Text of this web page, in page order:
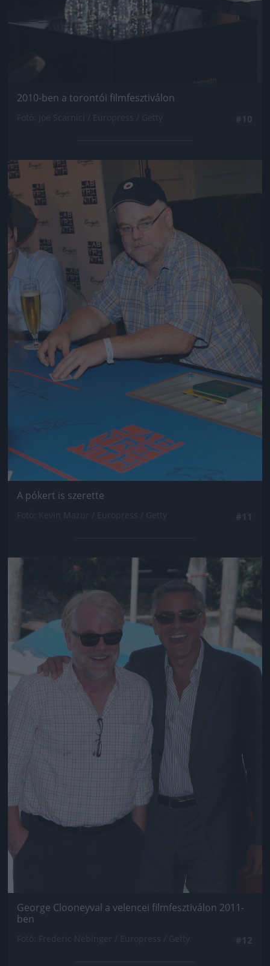
2010-ben a torontói filmfesztiválon
Jön még kép!
A pókert is szerette
Jön még kép!
George Clooneyval a velencei filmfesztiválon 2011-
ben